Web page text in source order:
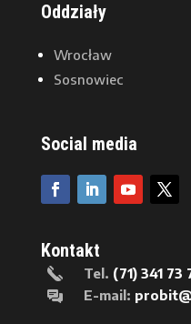
Oddziały
Wrocław
Sosnowiec
Social media
Kontakt
Tel. (71) 341 73
E-mail: